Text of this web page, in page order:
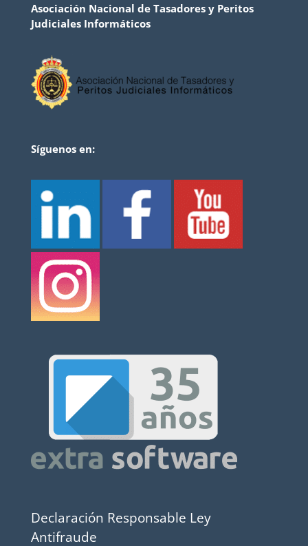
Asociación Nacional de Tasadores y Peritos
Judiciales Informáticos
Síguenos en:
Declaración Responsable Ley
Antifraude